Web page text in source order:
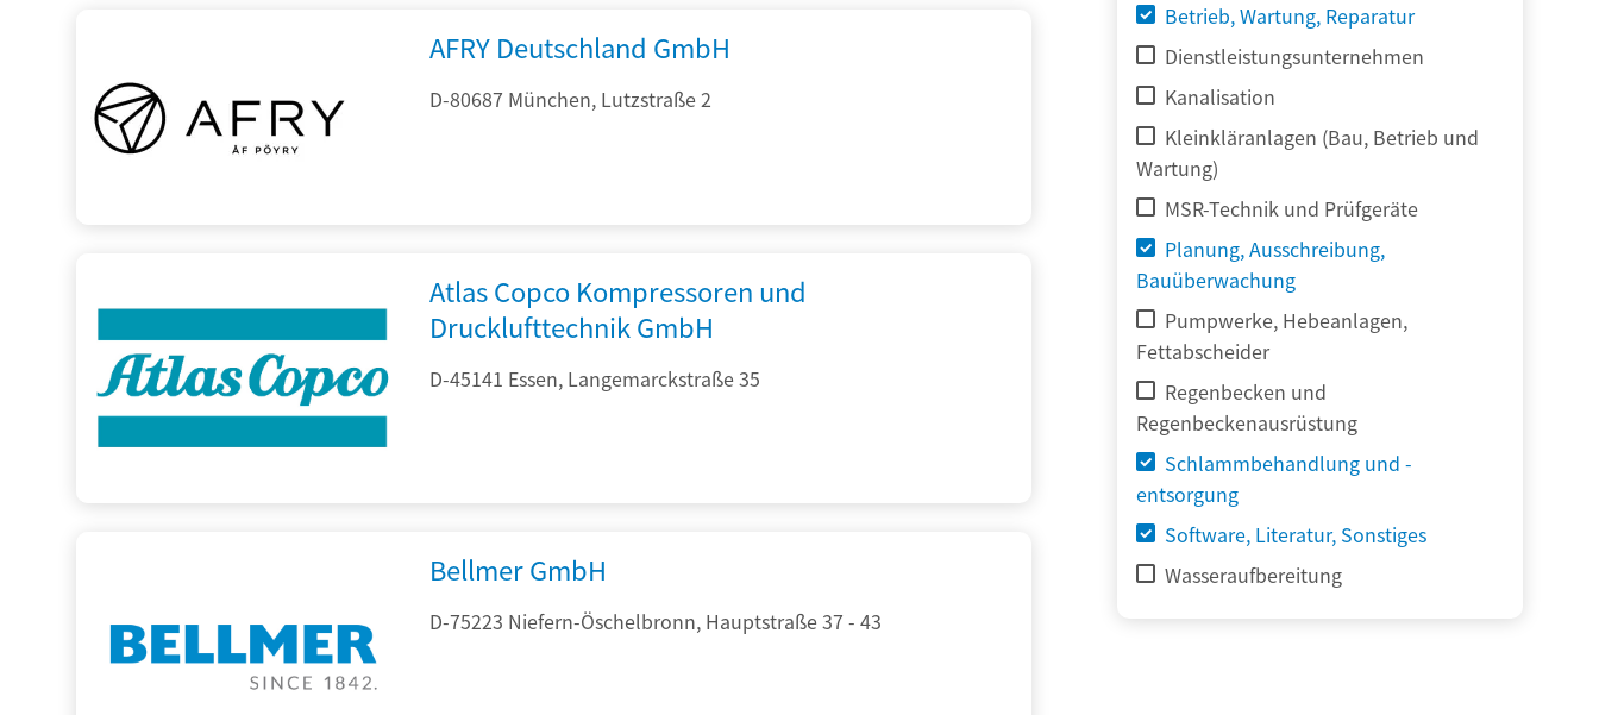
Betrieb, Wartung, Reparatur
Dienstleistungsunternehmen
Kanalisation
Kleinkläranlagen (Bau, Betrieb und
Wartung)
MSR-Technik und Prüfgeräte
Planung, Ausschreibung,
Bauüberwachung
Pumpwerke, Hebeanlagen,
Fettabscheider
Regenbecken und
Regenbeckenausrüstung
Schlammbehandlung und -
entsorgung
Software, Literatur, Sonstiges
Wasseraufbereitung
AFRY Deutschland GmbH
D-80687 München, Lutzstraße 2
Atlas Copco Kompressoren und
Drucklufttechnik GmbH
D-45141 Essen, Langemarckstraße 35
Bellmer GmbH
D-75223 Niefern-Öschelbronn, Hauptstraße 37 - 43